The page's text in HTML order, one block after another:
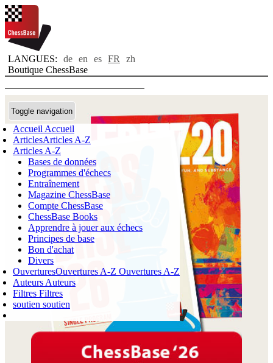
LANGUES: de en es FR
zh
Boutique ChessBase
Toggle navigation
Accueil Accueil
ArticlesArticles A-Z
Articles A-Z
Bases de données
Programmes d'échecs
Entraînement
Magazine ChessBase
Compte ChessBase
ChessBase Books
Apprendre à jouer aux échecs
Principes de base
Bon d'achat
Divers
OuverturesOuvertures A-Z Ouvertures A-Z
Auteurs Auteurs
Filtres Filtres
soutien soutien
Login
PANIER D'ACHATS
0
0,00 €